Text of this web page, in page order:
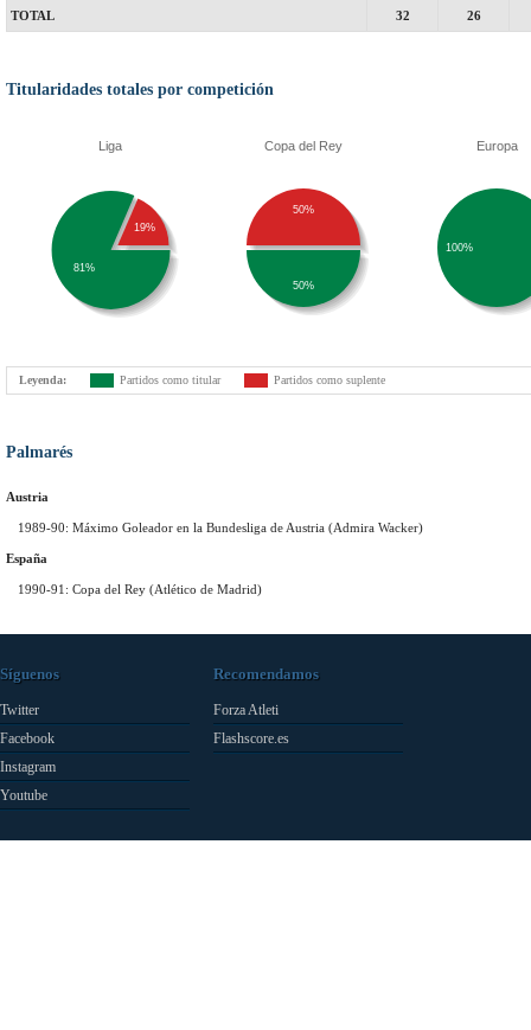
TOTAL 32 26
Titularidades totales por competición
Liga
81%
19%
Copa del Rey
50%
50%
Europa
100%
Leyenda: Partidos como titular Partidos como suplente
Palmarés
Austria
1989-90: Máximo Goleador en la Bundesliga de Austria (Admira Wacker)
España
1990-91: Copa del Rey (Atlético de Madrid)
Síguenos
Twitter
Facebook
Instagram
Youtube
Recomendamos
Forza Atleti
Flashscore.es